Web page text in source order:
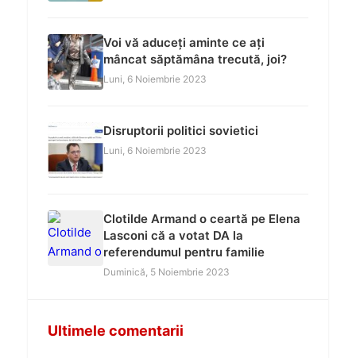
Voi vă aduceți aminte ce ați
mâncat săptămâna trecută, joi?
Luni, 6 Noiembrie 2023
Disruptorii politici sovietici
Luni, 6 Noiembrie 2023
Clotilde Armand o ceartă pe Elena
Lasconi că a votat DA la
referendumul pentru familie
Duminică, 5 Noiembrie 2023
Ultimele comentarii